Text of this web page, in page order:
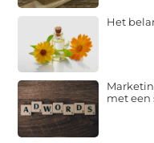
Het
met een